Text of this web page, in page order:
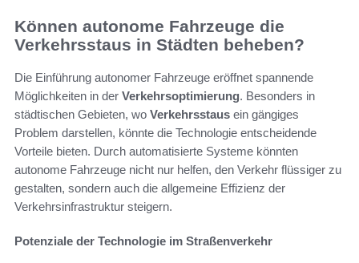
Können autonome Fahrzeuge die
Verkehrsstaus in Städten beheben?
Die Einführung autonomer Fahrzeuge eröffnet spannende
Möglichkeiten in der Verkehrsoptimierung. Besonders in
städtischen Gebieten, wo Verkehrsstaus ein gängiges
Problem darstellen, könnte die Technologie entscheidende
Vorteile bieten. Durch automatisierte Systeme könnten
autonome Fahrzeuge nicht nur helfen, den Verkehr flüssiger zu
gestalten, sondern auch die allgemeine Effizienz der
Verkehrsinfrastruktur steigern.
Potenziale der Technologie im Straßenverkehr